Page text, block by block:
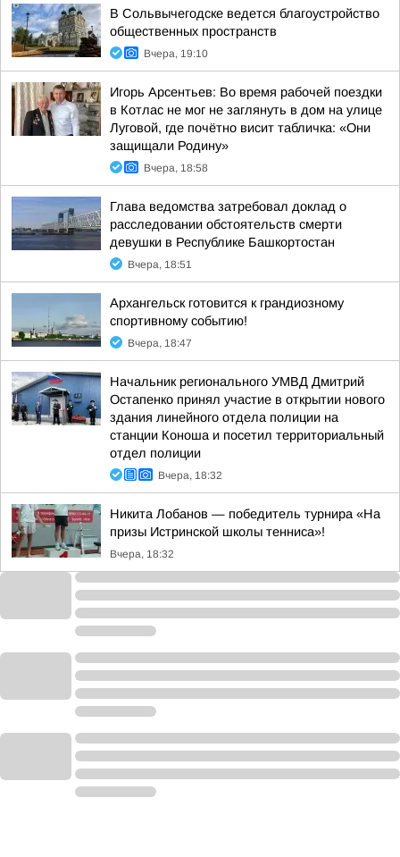
В Сольвычегодске ведется благоустройство
общественных пространств
Вчера, 19:10
Игорь Арсентьев: Во время рабочей поездки
в Котлас не мог не заглянуть в дом на улице
Луговой, где почётно висит табличка: «Они
защищали Родину»
Вчера, 18:58
Глава ведомства затребовал доклад о
расследовании обстоятельств смерти
девушки в Республике Башкортостан
Вчера, 18:51
Архангельск готовится к грандиозному
спортивному событию!
Вчера, 18:47
Начальник регионального УМВД Дмитрий
Остапенко принял участие в открытии нового
здания линейного отдела полиции на
станции Коноша и посетил территориальный
отдел полиции
Вчера, 18:32
Никита Лобанов — победитель турнира «На
призы Истринской школы тенниса»!
Вчера, 18:32